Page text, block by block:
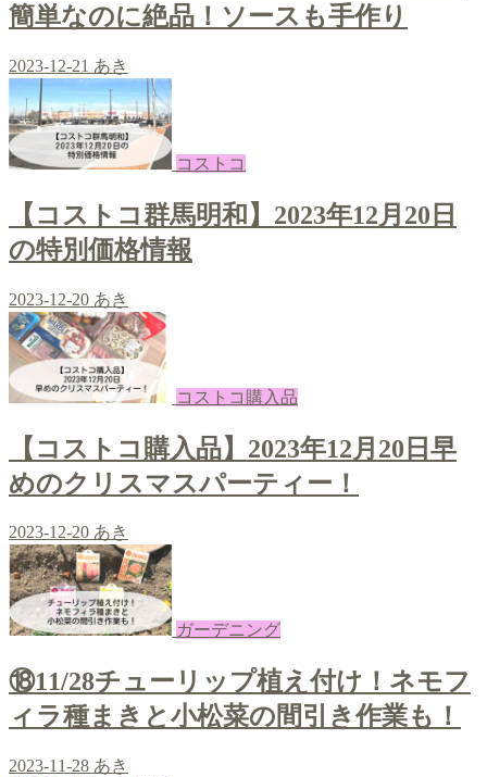
簡単なのに絶品！ソースも手作り
2023-12-21 あき
コストコ
【コストコ群馬明和】2023年12月20日
の特別価格情報
2023-12-20 あき
コストコ購入品
【コストコ購入品】2023年12月20日早
めのクリスマスパーティー！
2023-12-20 あき
ガーデニング
⑱11/28チューリップ植え付け！ネモフ
ィラ種まきと小松菜の間引き作業も！
2023-11-28 あき